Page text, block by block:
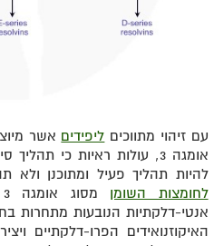
עם זיהוי מתווכים ליפידים אשר
אומגה 3, עולות ראיות כי
להיות תהליך פעיל ומתוכנן ולא
לחומצות השומן
אנטי-דלקתיות הנובעות מתחרות
האיקוזנואידים הפרו-דלקתיים